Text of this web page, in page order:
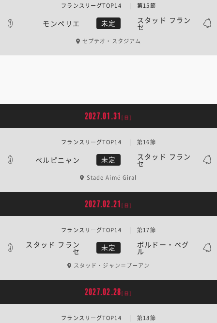
モンペリエ 未定 スタッド フラン
セ
フランスリーグTOP14 | 第15節
セプテオ・スタジアム
2027.01.31 [日]
ペルピニャン 未定 スタッド フラン
セ
フランスリーグTOP14 | 第16節
Stade Aimé Giral
2027.02.21 [日]
スタッド フラン
セ 未定 ボルドー・ベグ
ル
フランスリーグTOP14 | 第17節
スタッド・ジャン＝ブーアン
2027.02.28[日]
フランスリーグTOP14 | 第18節